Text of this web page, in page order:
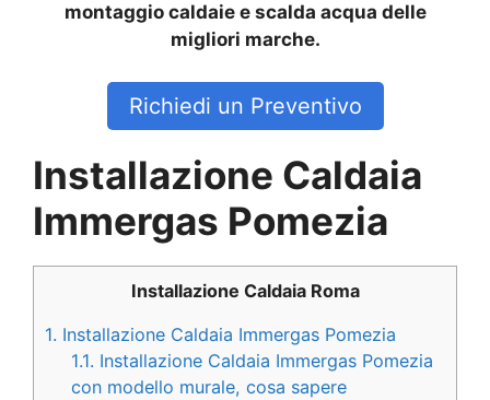
montaggio caldaie e scalda acqua delle
migliori marche.
Richiedi un Preventivo
Installazione Caldaia
Immergas Pomezia
Installazione Caldaia Roma
1. Installazione Caldaia Immergas Pomezia
1.1. Installazione Caldaia Immergas Pomezia
con modello murale, cosa sapere